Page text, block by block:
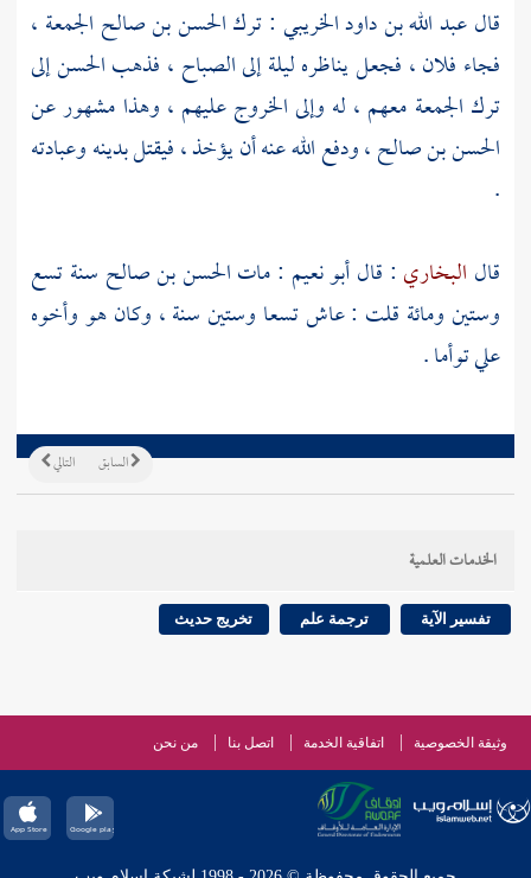
قالعبد الله بن داود الخريبي : تركالحسن بن صالح الجمعة ،
فجاء فلان ، فجعل يناظره ليلة إلى الصباح ، فذهبالحسنإلى
ترك الجمعة معهم ، له وإلى الخروج عليهم ، وهذا مشهور عن
الحسن بن صالح، ودفع الله عنه أن يؤخذ ، فيقتل بدينه وعبادته
.
قال البخاري : قالأبو نعيم : ماتالحسن بن صالح سنة تسع
وستين ومائة قلت : عاش تسعا وستين سنة ، وكان هو وأخوه
عليتوأما .
التالي السابق
الخدمات العلمية
تفسير الآية ترجمة علم تخريج حديث
وثيقة الخصوصية اتفاقية الخدمة اتصل بنا من نحن